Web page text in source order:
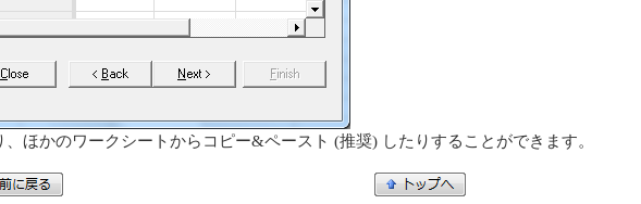
ほかのワークシートからコピー&ペースト (推奨) したりすることができます。